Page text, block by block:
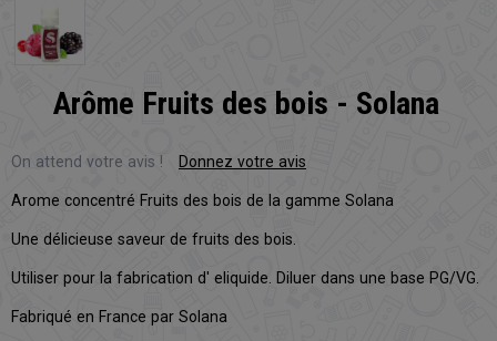
Arôme Fruits des bois - Solana
On attend votre avis ! Donnez votre avis
Arome concentré Fruits des bois de la gamme Solana
Une délicieuse saveur de fruits des bois.
Utiliser pour la fabrication d' eliquide. Diluer dans une base PG/VG.
Fabriqué en France par Solana